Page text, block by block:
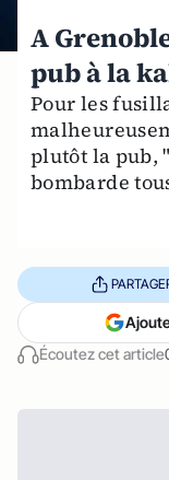
A
pub à la
Pour les
plutôt la pub,
bombarde
Écoutez cet article